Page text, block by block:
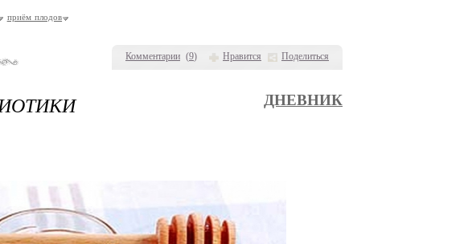
Комментарии (9) Нравится Поделиться
приём плодов
ДНЕВНИК